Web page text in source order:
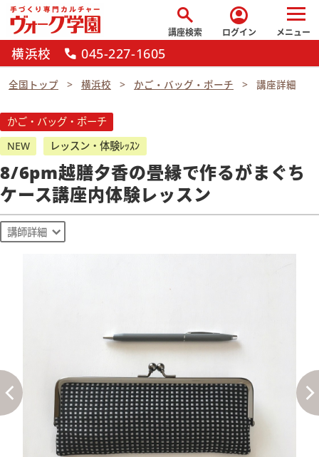
search
講座検索
account_circle
ログイン メニュー
横浜校 call 045-227-1605
全国トップ 横浜校 かご・バッグ・ポーチ 講座詳細
かご・バッグ・ポーチ
NEW
レッスン・体験ﾚｯｽﾝ
8/6pm越膳夕香の畳縁で作るがまぐち
ケース講座内体験レッスン
講師詳細